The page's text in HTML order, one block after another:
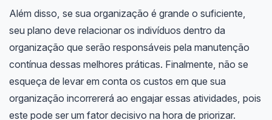
Além disso, se sua organização é grande o suficiente,
seu plano deve relacionar os indivíduos dentro da
organização que serão responsáveis pela manutenção
contínua dessas melhores práticas. Finalmente, não se
esqueça de levar em conta os custos em que sua
organização incorrererá ao engajar essas atividades, pois
este pode ser um fator decisivo na hora de priorizar.